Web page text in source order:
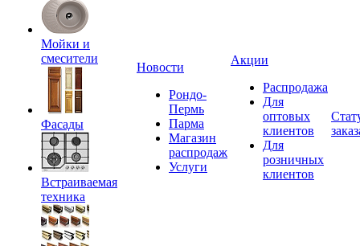
Мойки и
смесители
Фасады
Встраиваемая
техника
Новости
Рондо-
Пермь
Парма
Магазин
распродаж
Услуги
Акции
Распродажа
Для
оптовых
клиентов
Для
розничных
клиентов